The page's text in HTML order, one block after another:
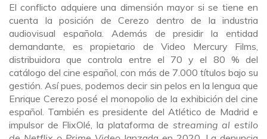
El conflicto adquiere una dimensión mayor si se tiene en
cuenta la posición de Cerezo dentro de la industria
audiovisual española. Además de presidir la entidad
demandante, es propietario de Video Mercury Films,
distribuidora que controla entre el 70 y el 80 % del
catálogo del cine español, con más de 7.000 títulos bajo su
gestión. Así pues, podemos decir sin pelos en la lengua que
Enrique Cerezo posé el monopolio de la exhibición del cine
español. También es presidente del Atlético de Madrid e
impulsor de FlixOlé, la plataforma de streaming al estilo